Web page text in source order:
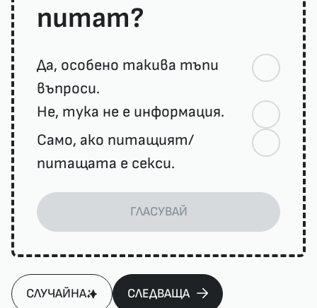
питат?
Да, особено такива тъпи
въпроси.
Не, тука не е информация.
Само, ако питащият/
питащата е секси.
ГЛАСУВАЙ
СЛУЧАЙНА СЛЕДВАЩА